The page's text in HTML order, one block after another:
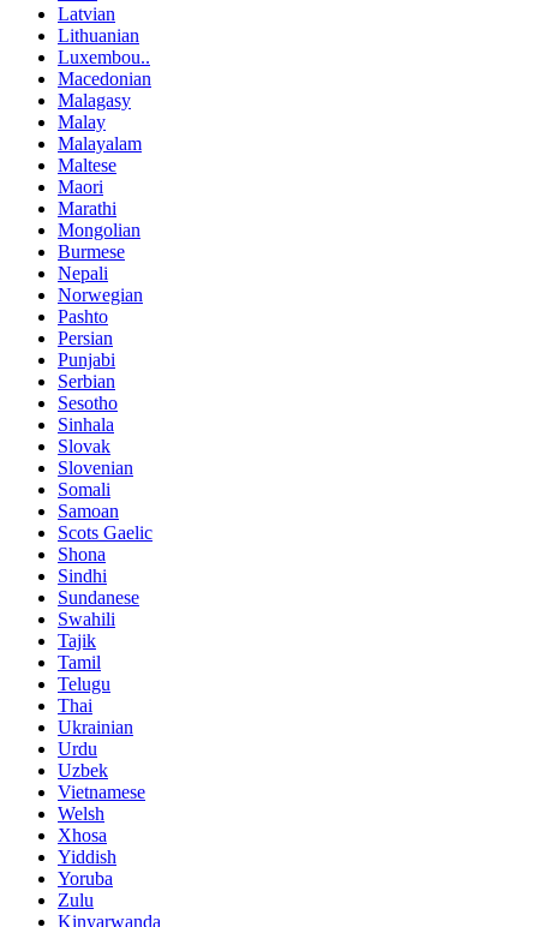
Latvian
Lithuanian
Luxembou..
Macedonian
Malagasy
Malay
Malayalam
Maltese
Maori
Marathi
Mongolian
Burmese
Nepali
Norwegian
Pashto
Persian
Punjabi
Serbian
Sesotho
Sinhala
Slovak
Slovenian
Somali
Samoan
Scots Gaelic
Shona
Sindhi
Sundanese
Swahili
Tajik
Tamil
Telugu
Thai
Ukrainian
Urdu
Uzbek
Vietnamese
Welsh
Xhosa
Yiddish
Yoruba
Zulu
Kinyarwanda